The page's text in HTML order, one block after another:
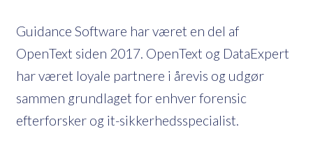
Guidance Software har været en del af
OpenText siden 2017. OpenText og DataExpert
har været loyale partnere i årevis og udgør
sammen grundlaget for enhver forensic
efterforsker og it-sikkerhedsspecialist.